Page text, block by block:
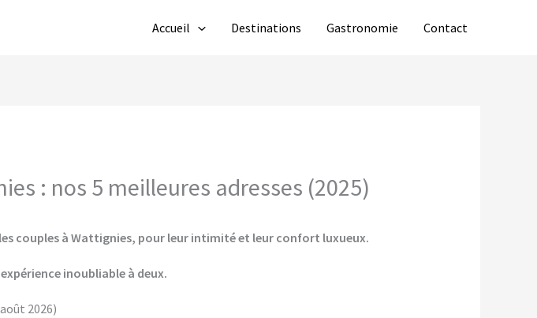
Accueil Destinations Gastronomie Contact
: nos 5 meilleures adresses (2025)
couples à Wattignies, pour leur intimité et leur confort luxueux.
inoubliable à deux.
2026)